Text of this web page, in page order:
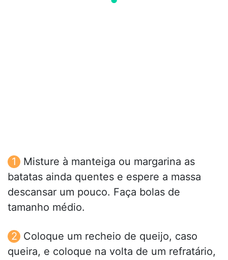
Misture à manteiga ou margarina as
batatas ainda quentes e espere a massa
descansar um pouco. Faça bolas de
tamanho médio.
Coloque um recheio de queijo, caso
queira, e coloque na volta de um refratário,